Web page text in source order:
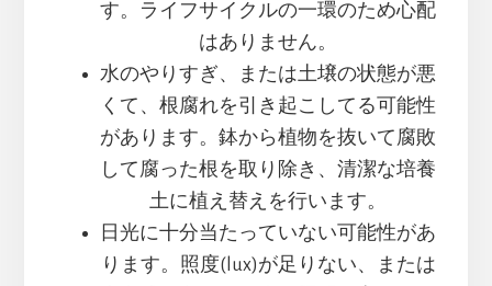
す。ライフサイクルの一環のため心配
はありません。
水のやりすぎ、または土壌の状態が悪
くて、根腐れを引き起こしてる可能性
があります。鉢から植物を抜いて腐敗
して腐った根を取り除き、清潔な培養
土に植え替えを行います。
日光に十分当たっていない可能性があ
ります。照度(lux)が足りない、または